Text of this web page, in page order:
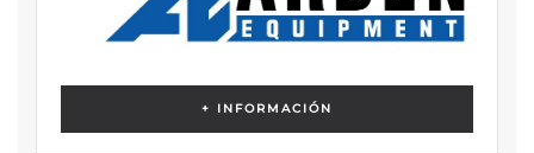
+ INFORMACIÓN